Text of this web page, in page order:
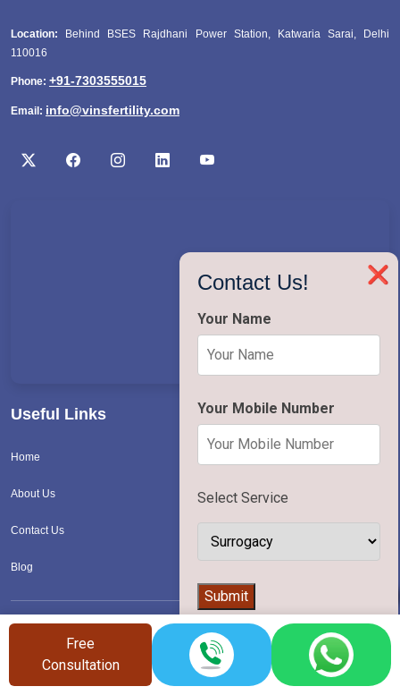
❌
Contact Us!
Your Name
Your Mobile Number
Select Service
Submit
Location: Behind BSES Rajdhani Power Station, Katwaria Sarai, Delhi
110016
Phone: +91-7303555015
Email: info@vinsfertility.com
Useful Links
Home
About Us
Contact Us
Blog
Calculator
Period Fertility Calculator
Free
Consultation